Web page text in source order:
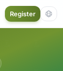
Register